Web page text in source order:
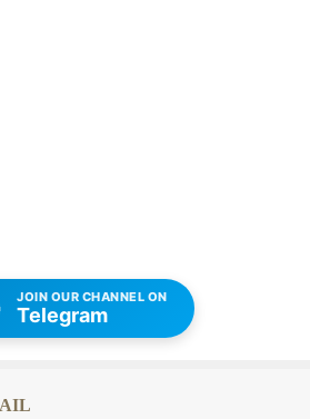
JOIN OUR CHANNEL ON
Telegram